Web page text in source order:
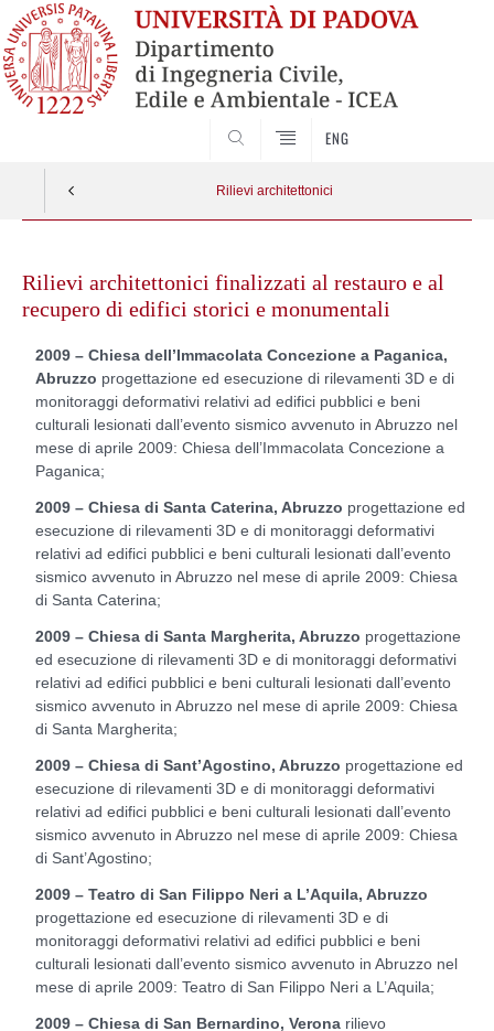
ENG
Rilievi architettonici
contentRilievi architettonici finalizzati al restauro e al
recupero di edifici storici e monumentali
2009 – Chiesa dell’Immacolata Concezione a Paganica,
Abruzzo progettazione ed esecuzione di rilevamenti 3D e di
monitoraggi deformativi relativi ad edifici pubblici e beni
culturali lesionati dall’evento sismico avvenuto in Abruzzo nel
mese di aprile 2009: Chiesa dell’Immacolata Concezione a
Paganica;
2009 – Chiesa di Santa Caterina, Abruzzo progettazione ed
esecuzione di rilevamenti 3D e di monitoraggi deformativi
relativi ad edifici pubblici e beni culturali lesionati dall’evento
sismico avvenuto in Abruzzo nel mese di aprile 2009: Chiesa
di Santa Caterina;
2009 – Chiesa di Santa Margherita, Abruzzo progettazione
ed esecuzione di rilevamenti 3D e di monitoraggi deformativi
relativi ad edifici pubblici e beni culturali lesionati dall’evento
sismico avvenuto in Abruzzo nel mese di aprile 2009: Chiesa
di Santa Margherita;
2009 – Chiesa di Sant’Agostino, Abruzzo progettazione ed
esecuzione di rilevamenti 3D e di monitoraggi deformativi
relativi ad edifici pubblici e beni culturali lesionati dall’evento
sismico avvenuto in Abruzzo nel mese di aprile 2009: Chiesa
di Sant’Agostino;
2009 – Teatro di San Filippo Neri a L’Aquila, Abruzzo
progettazione ed esecuzione di rilevamenti 3D e di
monitoraggi deformativi relativi ad edifici pubblici e beni
culturali lesionati dall’evento sismico avvenuto in Abruzzo nel
mese di aprile 2009: Teatro di San Filippo Neri a L’Aquila;
2009 – Chiesa di San Bernardino, Verona rilievo